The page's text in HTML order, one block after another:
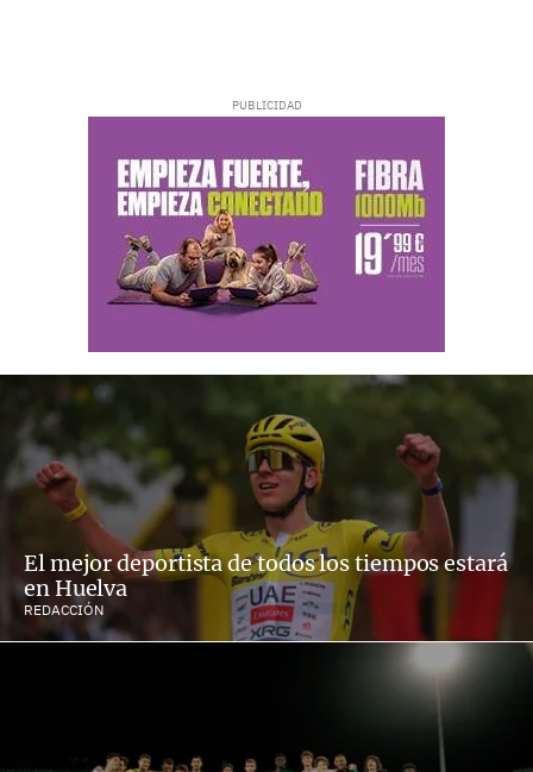
El mejor deportista de todos los tiempos estará
en Huelva
REDACCIÓN